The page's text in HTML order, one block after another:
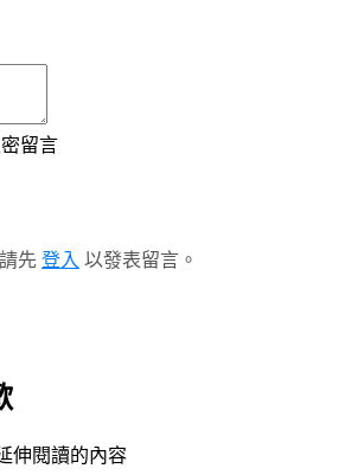
留言
請先 登入 以發表留言。
伸閱讀的內容